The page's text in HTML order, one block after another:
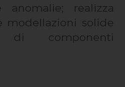
realizza
modellazioni solide
di componenti